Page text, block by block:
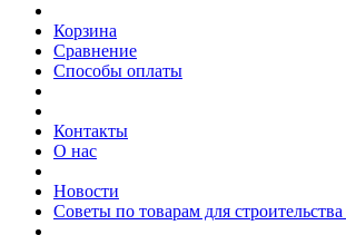
Корзина
Сравнение
Способы оплаты
Контакты
О нас
Новости
Советы по товарам для